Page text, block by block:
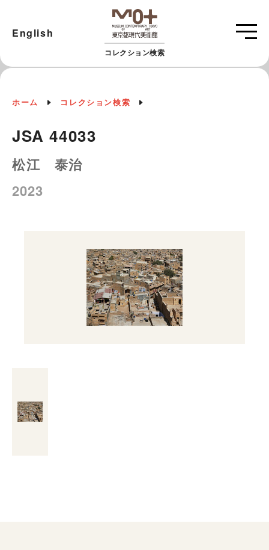
コレクション検索
English
ホーム コレクション検索
JSA 44033
松江 泰治
2023